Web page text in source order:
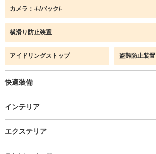
カメラ：-/-/バック/-
横滑り防止装置
アイドリングストップ 盗難防止装置
快適装備
インテリア
エクステリア